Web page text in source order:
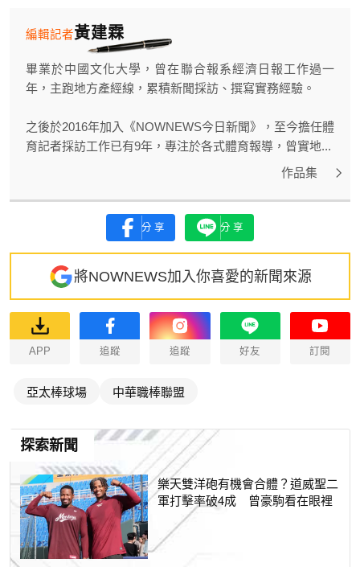
黃建霖
編輯記者
畢業於中國文化大學，曾在聯合報系經濟日報工作過一
年，主跑地方產經線，累積新聞採訪、撰寫實務經驗。
之後於2016年加入《NOWNEWS今日新聞》，至今擔任體
育記者採訪工作已有9年，專注於各式體育報導，曾實地...
作品集
分享 分享
將NOWNEWS加入你喜愛的新聞來源
APP 追蹤 追蹤 好友 訂閱
亞太棒球場 中華職棒聯盟
探索新聞
樂天雙洋砲有機會合體？道威聖二
軍打擊率破4成 曾豪駒看在眼裡